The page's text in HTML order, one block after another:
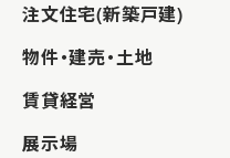
注文住宅(新築戸建)
物件・建売・土地
賃貸経営
展示場